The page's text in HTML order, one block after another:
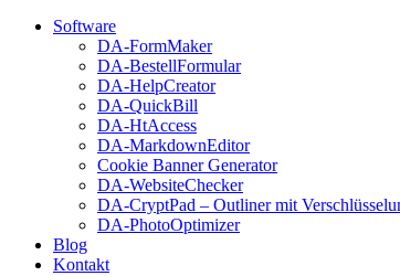
Software
DA-FormMaker
DA-BestellFormular
DA-HelpCreator
DA-QuickBill
DA-HtAccess
DA-MarkdownEditor
Cookie Banner Generator
DA-WebsiteChecker
DA-CryptPad – Outliner mit
DA-PhotoOptimizer
Blog
Kontakt